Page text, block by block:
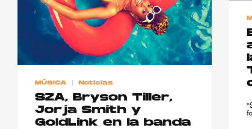
MÚSICA Noticias
SZA, Bryson Tiller,
Jorja Smith y
GoldLink en la banda